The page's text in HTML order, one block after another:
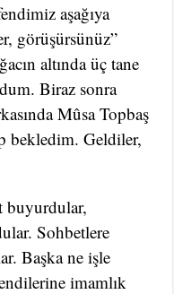
aşağıya
görüşürsünüz”
altında üç tane
Biraz sonra
Mûsa Topbaş
bekledim. Geldiler,
buyurdular,
Sohbetlere
Başka ne işle
imamlık